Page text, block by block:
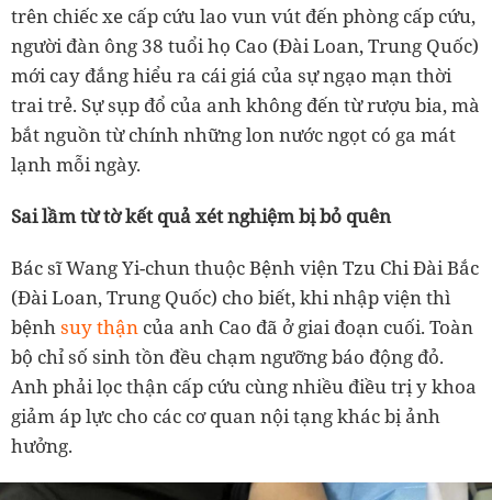
trên chiếc xe cấp cứu lao vun vút đến phòng cấp cứu,
người đàn ông 38 tuổi họ Cao (Đài Loan, Trung Quốc)
mới cay đắng hiểu ra cái giá của sự ngạo mạn thời
trai trẻ. Sự sụp đổ của anh không đến từ rượu bia, mà
bắt nguồn từ chính những lon nước ngọt có ga mát
lạnh mỗi ngày.
Sai lầm từ tờ kết quả xét nghiệm bị bỏ quên
Bác sĩ Wang Yi-chun thuộc Bệnh viện Tzu Chi Đài Bắc
(Đài Loan, Trung Quốc) cho biết, khi nhập viện thì
bệnhsuy thận của anh Cao đã ở giai đoạn cuối. Toàn
bộ chỉ số sinh tồn đều chạm ngưỡng báo động đỏ.
Anh phải lọc thận cấp cứu cùng nhiều điều trị y khoa
giảm áp lực cho các cơ quan nội tạng khác bị ảnh
hưởng.